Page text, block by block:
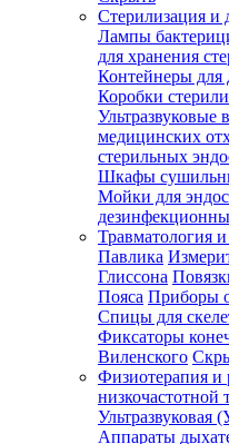
Стерилизация и
Лампы
для хранения
Контейнеры для
Коробки
Ультразвуковые
медицинских
стерильных
Шкафы
Мойки для
Травматология
Павлика
Глиссона
Пояса Приборы
Спицы для
Фиксаторы
Виленского
Физиотерапия и
низкочастотной
Ультразвуковая
Аппараты